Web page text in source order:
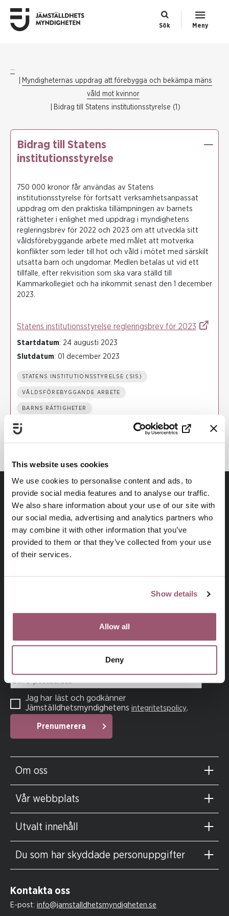
This website uses cookies
We use cookies to personalise content and ads, to
provide social media features and to analyse our traffic.
We also share information about your use of our site with
our social media, advertising and analytics partners who
may combine it with other information that you’ve
provided to them or that they’ve collected from your use
of their services.
Show details
Allow all
Deny
Sök Meny
...
Myndigheternas uppdrag att förebygga och bekämpa mäns
våld mot kvinnor
Bidrag till Statens institutionsstyrelse (1)
Bidrag till Statens
institutionsstyrelse
750 000 kronor får användas av Statens
institutionsstyrelse för fortsatt verksamhetsanpassat
uppdrag om den praktiska tillämpningen av barnets
rättigheter i enlighet med uppdrag i myndighetens
regleringsbrev för 2022 och 2023 om att utveckla sitt
våldsförebyggande arbete med målet att motverka
konflikter som leder till hot och våld i mötet med särskilt
utsatta barn och ungdomar. Medlen betalas ut vid ett
tillfälle, efter rekvisition som ska vara ställd till
Kammarkollegiet och ha inkommit senast den 1 december
2023.
Statens institutionsstyrelse regleringsbrev för 2023
Startdatum: 24 augusti 2023
Slutdatum: 01 december 2023
STATENS INSTITUTIONSSTYRELSE (SIS)
VÅLDSFÖREBYGGANDE ARBETE
BARNS RÄTTIGHETER
Jämställdhetsmyndigheten för att kvinnor och män, flickor
Prenumerera på vårt nyhetsbrev
Prenumerera
Jag har läst och godkänner
Jämställdhetsmyndighetens integritetspolicy.
Om oss
Vår webbplats
Utvalt innehåll
Du som har skyddade personuppgifter
Kontakta oss
E-post: info@jamstalldhetsmyndigheten.se